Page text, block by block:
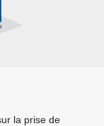
la prise de